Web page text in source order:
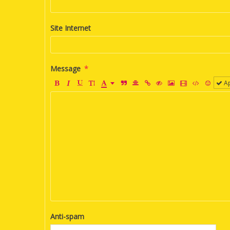
Site Internet
Message
Anti-spam